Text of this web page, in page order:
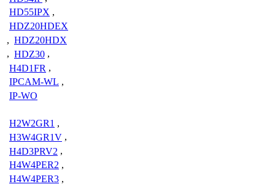
HD55IPX ,
HDZ20HDEX
, HDZ20HDX
, HDZ30 ,
H4D1FR ,
IPCAM-WL ,
IP-WO
H2W2GR1 ,
H3W4GR1V ,
H4D3PRV2 ,
H4W4PER2 ,
H4W4PER3 ,